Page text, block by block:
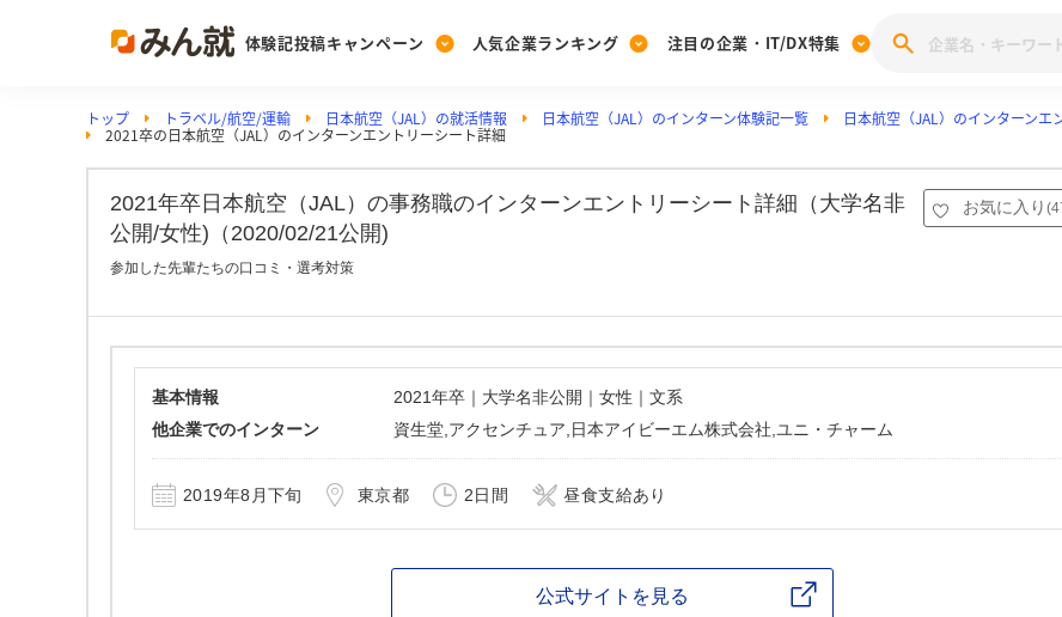
体験記投稿キャンペーン
Post
人気企業ランキング
Ranking
みんなのDX企業就職ブランド調査
Vote
投票する
みん
注目の企業・IT/DX特集
PickUp
28卒 注目企業特集 27卒 注目企業特集
注目のIT・DX企業特集
動画で知ろう！業界・企業研究
トップ トラベル/航空/運輸 日本航空（JAL）の就活情報 日本航空（JAL）のインターン体験記一覧 日本航空（JAL）のインターンエ
2021卒の日本航空（JAL）のインターンエントリーシート詳細
2021年卒日本航空（JAL）の事務職のインターンエントリーシート詳細（大学名非
公開/女性)（2020/02/21公開)
お気に入り (
参加した先輩たちの口コミ・選考対策
基本情報
2021年卒｜大学名非公開｜女性｜文系
他企業でのインターン
資生堂,アクセンチュア,日本アイビーエム株式会社,ユニ・チャーム
2019年8月下旬 東京都 2日間 昼食支給あり
公式サイトを見る